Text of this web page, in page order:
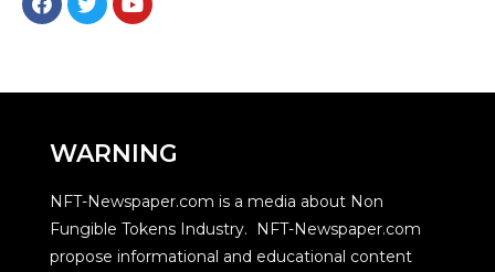
WARNING
NFT-Newspaper.com is a media about Non
Fungible Tokens Industry. NFT-Newspaper.com
propose informational and educational content